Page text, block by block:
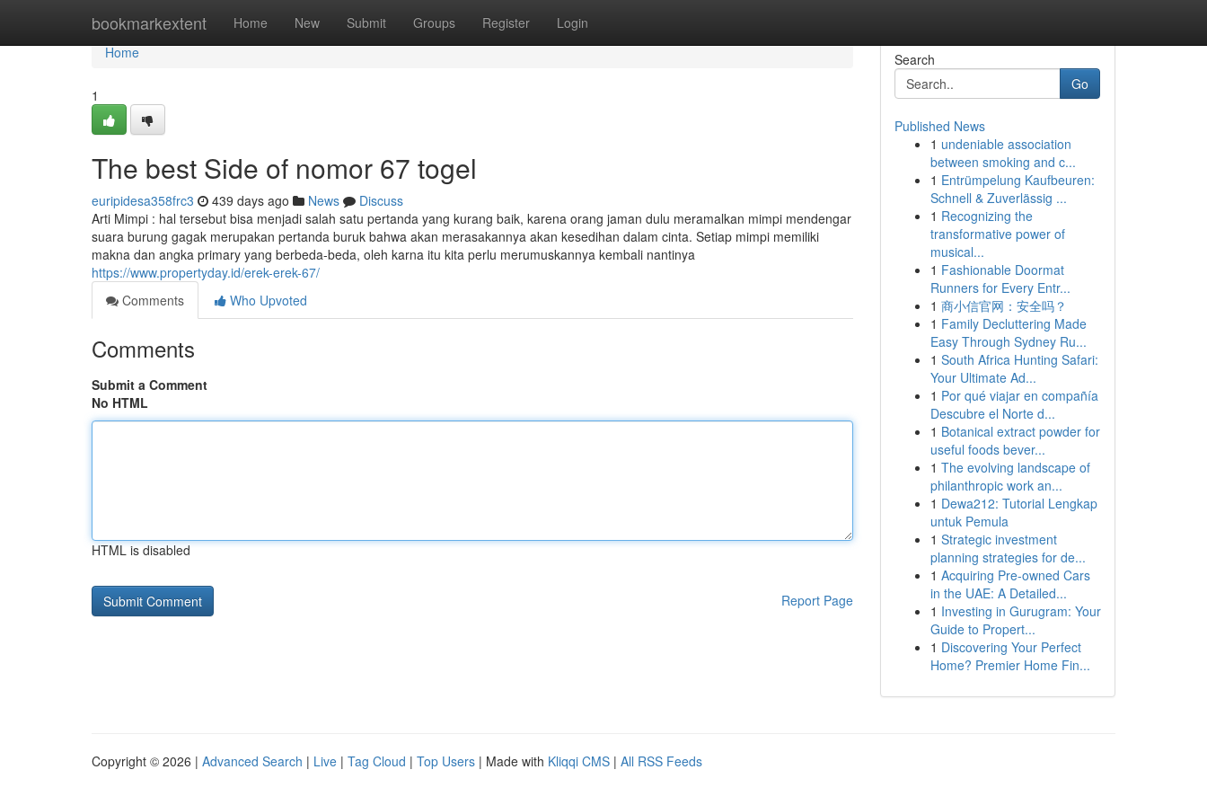
bookmarkextent Home New Submit Groups Register Login
Home
Home
1
The best Side of nomor 67 togel
euripidesa358frc3 439 days ago News
Discuss
Arti Mimpi : hal tersebut bisa menjadi salah satu pertanda yang kurang baik, karena orang jaman dulu meramalkan mimpi mendengar
suara burung gagak merupakan pertanda buruk bahwa akan merasakannya akan kesedihan dalam cinta. Setiap mimpi memiliki
makna dan angka primary yang berbeda-beda, oleh karna itu kita perlu merumuskannya kembali nantinya
https://www.propertyday.id/erek-erek-67/
Comments
Who Upvoted
Comments
Submit a Comment
No HTML
HTML is disabled
Report Page
Search
Go
Published News
1 undeniable association
between smoking and c...
1 Entrümpelung Kaufbeuren:
Schnell & Zuverlässig ...
1 Recognizing the
transformative power of
musical...
1 Fashionable Doormat
Runners for Every Entr...
1 商小信官网：安全吗？
1 Family Decluttering Made
Easy Through Sydney Ru...
1 South Africa Hunting Safari:
Your Ultimate Ad...
1 Por qué viajar en compañía
Descubre el Norte d...
1 Botanical extract powder for
useful foods bever...
1 The evolving landscape of
philanthropic work an...
1 Dewa212: Tutorial Lengkap
untuk Pemula
1 Strategic investment
planning strategies for de...
1 Acquiring Pre-owned Cars
in the UAE: A Detailed...
1 Investing in Gurugram: Your
Guide to Propert...
1 Discovering Your Perfect
Home? Premier Home Fin...
Copyright © 2026 | Advanced Search | Live | Tag Cloud | Top Users | Made with Kliqqi CMS | All RSS Feeds